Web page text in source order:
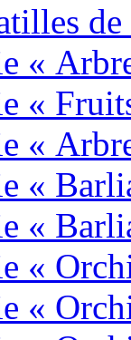
de
«
«
«
«
«
«
«